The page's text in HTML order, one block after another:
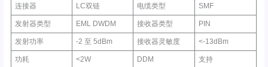
连接器 LC双链 电缆类型 SMF
发射器类型 EML DWDM 接收器类型 PIN
发射功率 -2 至 5dBm 接收器灵敏度 <-13dBm
功耗 <2W DDM 支持